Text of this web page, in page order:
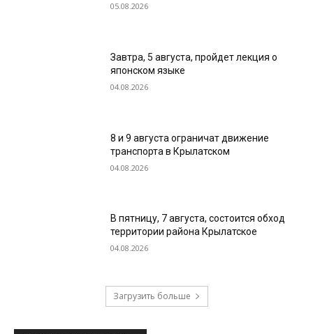
05.08.2026
Завтра, 5 августа, пройдет лекция о
японском языке
04.08.2026
8 и 9 августа ограничат движение
транспорта в Крылатском
04.08.2026
В пятницу, 7 августа, состоится обход
территории района Крылатское
04.08.2026
Загрузить больше